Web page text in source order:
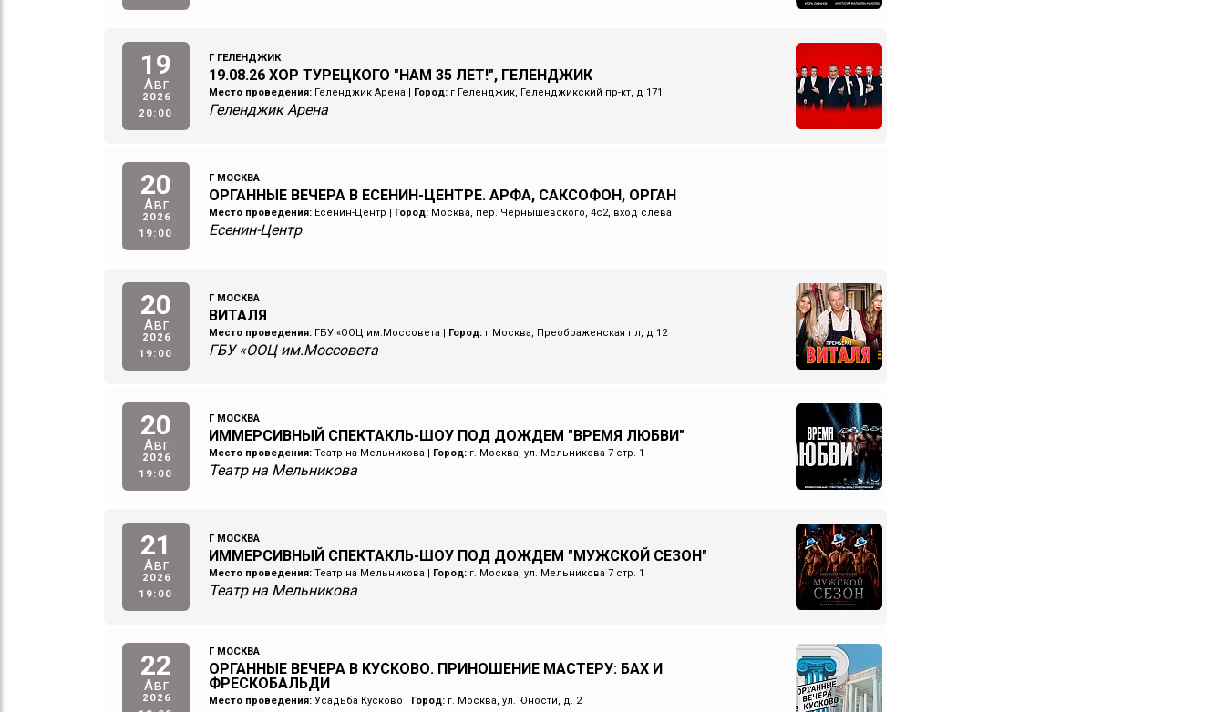
19
Авг
2026
20:00
Г ГЕЛЕНДЖИК
19.08.26 ХОР ТУРЕЦКОГО "НАМ 35 ЛЕТ!", ГЕЛЕНДЖИК
Место проведения:Геленджик Арена | Город:г Геленджик, Геленджикский пр-кт, д 171
Геленджик Арена
20
Авг
2026
19:00
Г МОСКВА
ОРГАННЫЕ ВЕЧЕРА В ЕСЕНИН-ЦЕНТРЕ. АРФА, САКСОФОН, ОРГАН
Место проведения:Есенин-Центр | Город:Москва, пер. Чернышевского, 4с2, вход слева
Есенин-Центр
20
Авг
2026
19:00
Г МОСКВА
ВИТАЛЯ
Место проведения:ГБУ «ООЦ им.Моссовета | Город:г Москва, Преображенская пл, д 12
ГБУ «ООЦ им.Моссовета
20
Авг
2026
19:00
Г МОСКВА
ИММЕРСИВНЫЙ СПЕКТАКЛЬ-ШОУ ПОД ДОЖДЕМ "ВРЕМЯ ЛЮБВИ"
Место проведения:Театр на Мельникова | Город:г. Москва, ул. Мельникова 7 стр. 1
Театр на Мельникова
21
Авг
2026
19:00
Г МОСКВА
ИММЕРСИВНЫЙ СПЕКТАКЛЬ-ШОУ ПОД ДОЖДЕМ "МУЖСКОЙ СЕЗОН"
Место проведения:Театр на Мельникова | Город:г. Москва, ул. Мельникова 7 стр. 1
Театр на Мельникова
22
Авг
2026
Г МОСКВА
ОРГАННЫЕ ВЕЧЕРА В КУСКОВО. ПРИНОШЕНИЕ МАСТЕРУ: БАХ И
ФРЕСКОБАЛЬДИ
Место проведения:Усадьба Кусково | Город:г. Москва, ул. Юности, д. 2